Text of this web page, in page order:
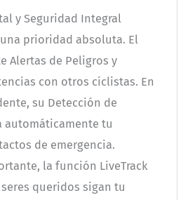
y Seguridad Integral
prioridad absoluta. El
Alertas de Peligros y
con otros ciclistas. En
su Detección de
automáticamente tu
de emergencia.
la función LiveTrack
queridos sigan tu